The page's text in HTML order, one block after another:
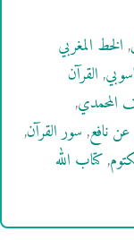
,الخط المغربي
,القرآن
المحمدي,
نافع,سور القرآن,
,كتاب الله